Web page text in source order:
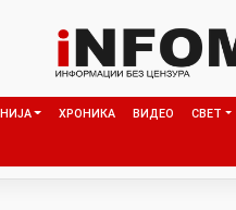
ХРОНИКА ВИДЕО СВЕТ